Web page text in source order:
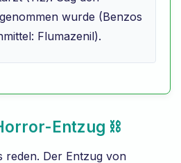
wurde (Benzos
Flumazenil).
Entzug ⛓️
reden. Der Entzug von